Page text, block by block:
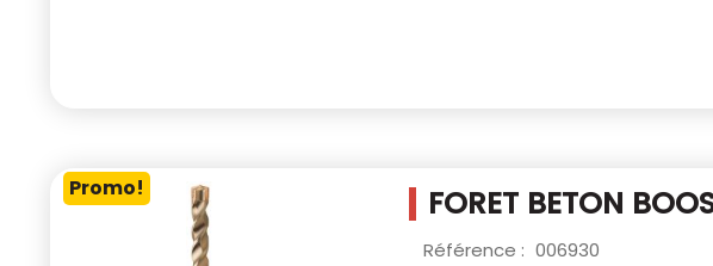
Promo! FORET BETON
Référence : 006930